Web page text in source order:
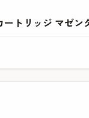
ートリッジ マゼン